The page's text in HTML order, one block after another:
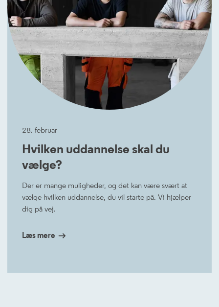
28. februar
Hvilken uddannelse skal du
vælge?
Der er mange muligheder, og det kan være svært at
vælge hvilken uddannelse, du vil starte på. Vi hjælper
dig på vej.
Læs mere